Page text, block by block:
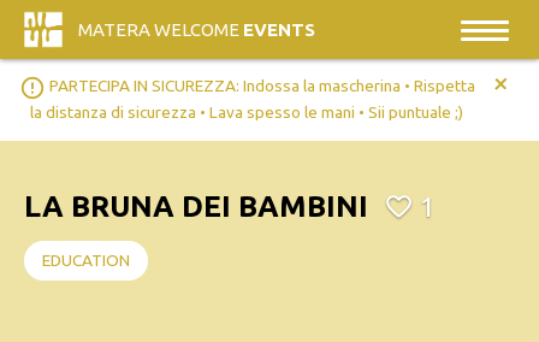
MATERA WELCOME EVENTS
error_outline PARTECIPA IN SICUREZZA: Indossa la mascherina • Rispetta
la distanza di sicurezza • Lava spesso le mani • Sii puntuale ;)
+
LA BRUNA DEI BAMBINI 1
EDUCATION